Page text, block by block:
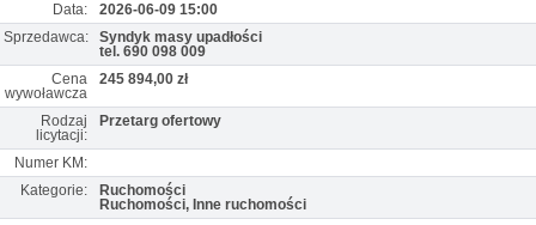
Data:
2026-06-09 15:00
Sprzedawca:
Syndyk masy upadłości
tel. 690 098 009
Cena
wywoławcza
245 894,00 zł
Rodzaj
licytacji:
Przetarg ofertowy
Numer KM:
Kategorie:
Ruchomości
Ruchomości, Inne ruchomości